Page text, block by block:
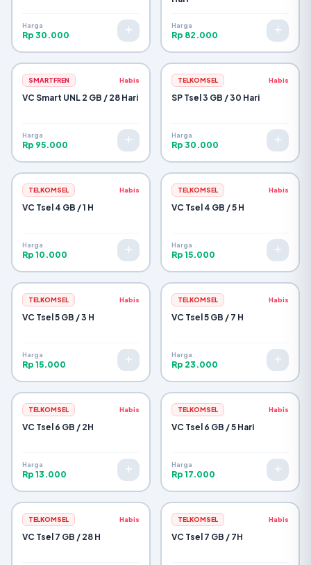
Harga
Rp 30.000
Harga
Rp 82.000
SMARTFREN Habis
VC Smart UNL 2 GB / 28 Hari
Harga
Rp 95.000
TELKOMSEL Habis
SP Tsel 3 GB / 30 Hari
Harga
Rp 30.000
TELKOMSEL Habis
VC Tsel 4 GB / 1 H
Harga
Rp 10.000
TELKOMSEL Habis
VC Tsel 4 GB / 5 H
Harga
Rp 15.000
TELKOMSEL Habis
VC Tsel 5 GB / 3 H
Harga
Rp 15.000
TELKOMSEL Habis
VC Tsel 5 GB / 7 H
Harga
Rp 23.000
TELKOMSEL Habis
VC Tsel 6 GB / 2H
Harga
Rp 13.000
TELKOMSEL Habis
VC Tsel 6 GB / 5 Hari
Harga
Rp 17.000
TELKOMSEL Habis
VC Tsel 7 GB / 28 H
TELKOMSEL Habis
VC Tsel 7 GB / 7H